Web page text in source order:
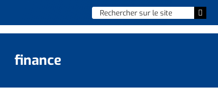
Chercher
:
Vie municipale
finance